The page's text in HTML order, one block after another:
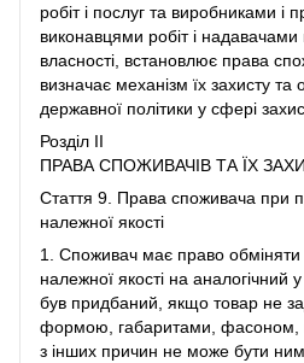
робіт і послуг та виробниками і
виконавцями робіт і
власності, встановлює права
визначає механізм їх захисту та
державної політики у сфері
Розділ II
ПРАВА СПОЖИВАЧІВ ТА ЇХ
Стаття 9. Права споживача при
належної якості
1. Споживач має право
належної якості на аналогічний
був придбаний, якщо товар не
формою, габаритами, фасоном,
з інших причин не може бути